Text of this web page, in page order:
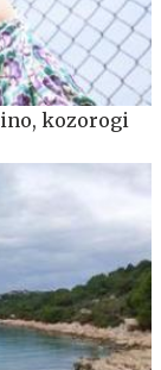
kozorogi